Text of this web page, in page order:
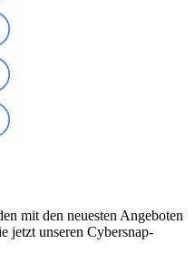
mit den neuesten Angeboten
jetzt unseren Cybersnap-